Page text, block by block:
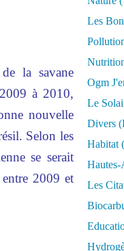
la savane
à 2010,
nouvelle
Selon les
se serait
2009 et
Les
Ogm
Le
Divers
Habitat
Hautes-
Les